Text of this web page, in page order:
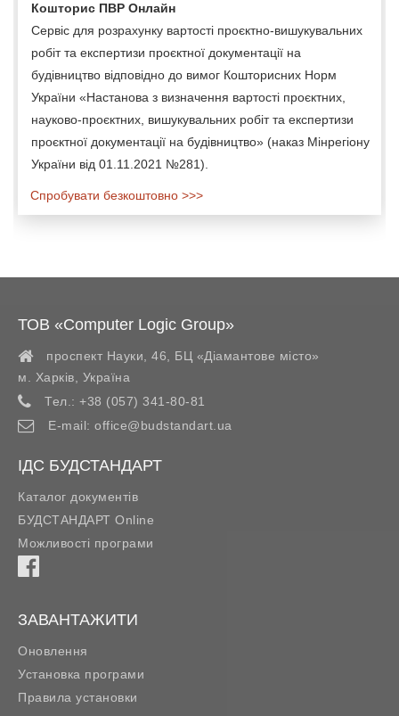
Кошторис ПВР Онлайн
Сервіс для розрахунку вартості проєктно-вишукувальних
робіт та експертизи проєктної документації на
будівництво відповідно до вимог Кошторисних Норм
України «Настанова з визначення вартості проєктних,
науково-проєктних, вишукувальних робіт та експертизи
проєктної документації на будівництво» (наказ Мінрегіону
України від 01.11.2021 №281).
Спробувати безкоштовно >>>
ТОВ «Computer Logic Group»
проспект Науки, 46, БЦ «Діамантове місто»
м. Харків
Україна
Тел.: +38 (057) 341-80-81
E-mail: office@budstandart.ua
ІДС БУДСТАНДАРТ
Каталог документів
БУДСТАНДАРТ Online
Можливості програми
ЗАВАНТАЖИТИ
Оновлення
Установка програми
Правила установки